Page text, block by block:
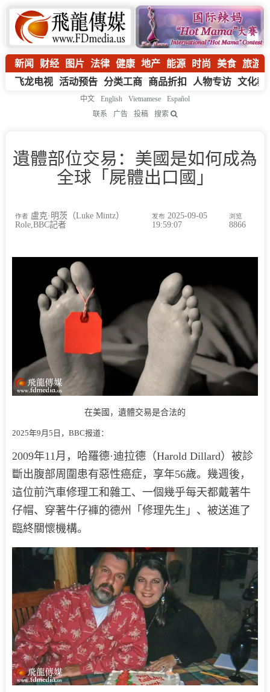
新闻 财经 图片 法律 健康 地产 能源 时尚 美食 旅游
飞龙电视 活动预告 分类工商 商品折扣 人物专访 文化教
中文 English Vietnamese
Español
联系
广告 投稿 搜索
遺體部位交易：美國是如何成為
全球「屍體出口國」
作者 盧克·明茨（Luke Mintz）
Role,BBC記者
发布 2025-09-05
19:59:07
浏览
8866
在美國，遺體交易是合法的
2025年9月5日，BBC报道：
2009年11月，哈羅德·迪拉德（Harold Dillard）被診
斷出腹部周圍患有惡性癌症，享年56歲。幾週後，
這位前汽車修理工和雜工、一個幾乎每天都戴著牛
仔帽、穿著牛仔褲的德州「修理先生」、被送進了
臨終關懷機構。